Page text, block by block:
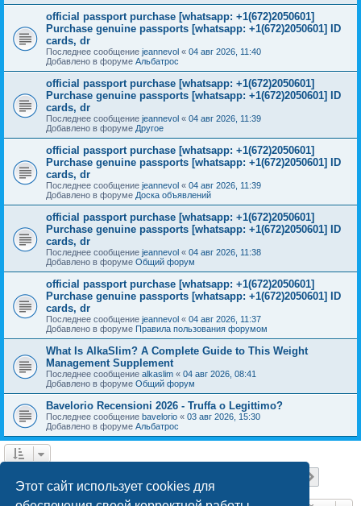
Этот сайт использует cookies для
official passport purchase [whatsapp: +1(672)2050601]
Purchase genuine passports [whatsapp: +1(672)2050601] ID
cards, dr
Последнее сообщение jeannevol « 04 авг 2026, 11:40
Добавлено в форуме Альбатрос
official passport purchase [whatsapp: +1(672)2050601]
Purchase genuine passports [whatsapp: +1(672)2050601] ID
cards, dr
Последнее сообщение jeannevol « 04 авг 2026, 11:39
Добавлено в форуме Другое
official passport purchase [whatsapp: +1(672)2050601]
Purchase genuine passports [whatsapp: +1(672)2050601] ID
cards, dr
Последнее сообщение jeannevol « 04 авг 2026, 11:39
Добавлено в форуме Доска объявлений
official passport purchase [whatsapp: +1(672)2050601]
Purchase genuine passports [whatsapp: +1(672)2050601] ID
cards, dr
Последнее сообщение jeannevol « 04 авг 2026, 11:38
Добавлено в форуме Общий форум
official passport purchase [whatsapp: +1(672)2050601]
Purchase genuine passports [whatsapp: +1(672)2050601] ID
cards, dr
Последнее сообщение jeannevol « 04 авг 2026, 11:37
Добавлено в форуме Правила пользования форумом
What Is AlkaSlim? A Complete Guide to This Weight
Management Supplement
Последнее сообщение alkaslim « 04 авг 2026, 08:41
Добавлено в форуме Общий форум
Bavelorio Recensioni 2026 - Truffa o Legittimo?
Последнее сообщение bavelorio « 03 авг 2026, 15:30
Добавлено в форуме Альбатрос